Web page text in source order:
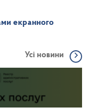
екранного
Усі новини